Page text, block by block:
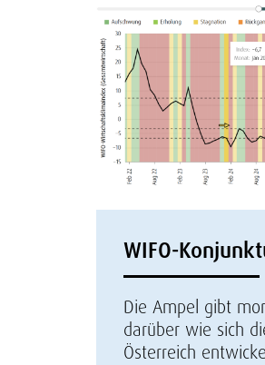
WIFO-
Die Ampel gibt
darüber wie sich
Österreich